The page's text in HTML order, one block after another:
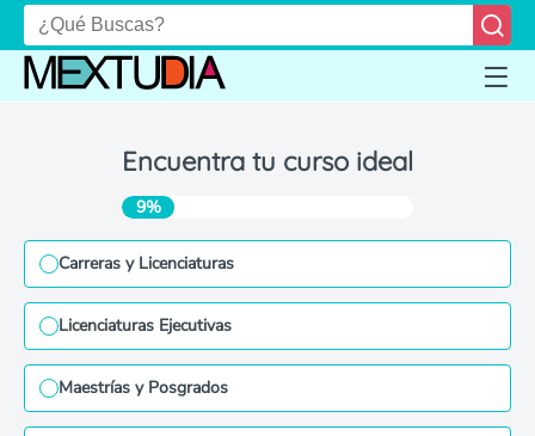
Encuentra tu curso ideal
9%
Carreras y Licenciaturas
Licenciaturas Ejecutivas
Maestrías y Posgrados